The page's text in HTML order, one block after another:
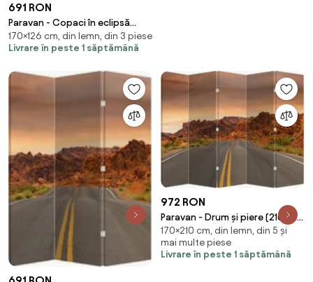
691 RON
Paravan - Copaci în eclipsă
(126x170 cm)
170×126 cm, din lemn, din 3 piese
Livrare în peste 1 săptămână
972 RON
Paravan - Drum și piere (210x170
cm)
170×210 cm, din lemn, din 5 și
mai multe piese
Livrare în peste 1 săptămână